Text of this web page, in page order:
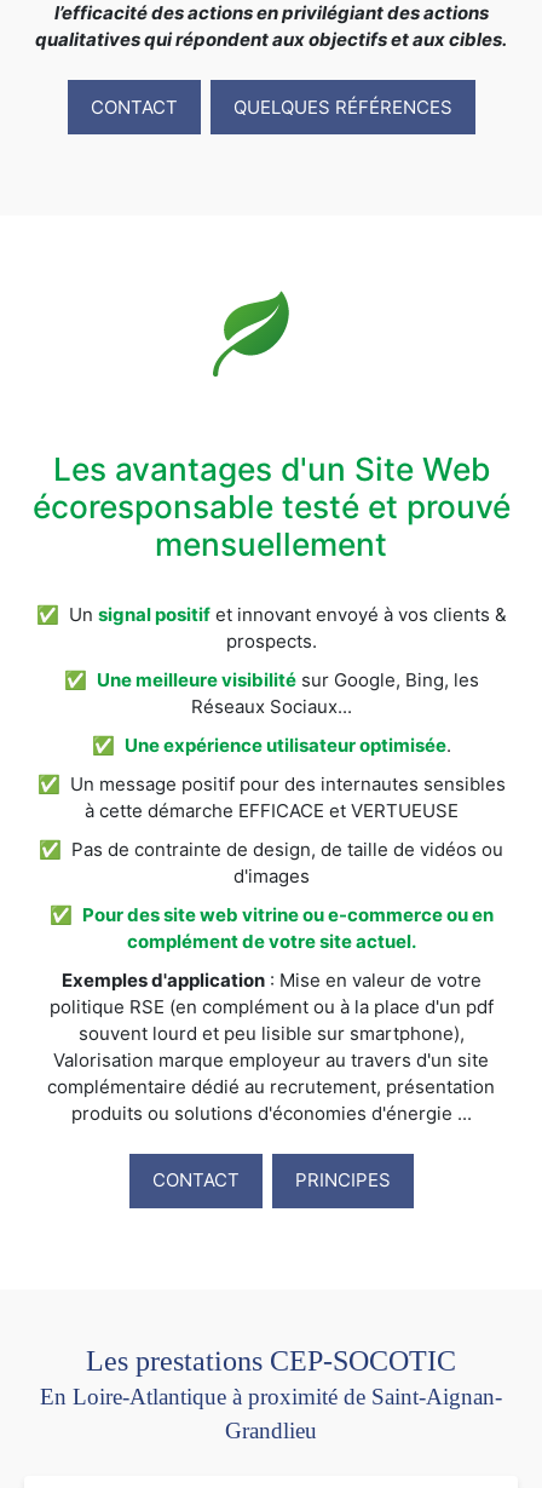
l’efficacité des actions en privilégiant des actions
qualitatives qui répondent aux objectifs et aux cibles.
CONTACT QUELQUES RÉFÉRENCES
Les avantages d'un Site Web
écoresponsable testé et prouvé
mensuellement
✅ Un signal positifet innovant envoyé à vos clients &
prospects.
✅ Une meilleure visibilitésur Google, Bing, les
Réseaux Sociaux...
✅ Une expérience utilisateur optimisée.
✅ Un message positif pour des internautes sensibles
à cette démarche EFFICACE et VERTUEUSE
✅ Pas de contrainte de design, de taille de vidéos ou
d'images
✅ Pour des site web vitrine ou e-commerce ou en
complément de votre site actuel.
Exemples d'application: Mise en valeur de votre
politique RSE (en complément ou à la place d'un pdf
souvent lourd et peu lisible sur smartphone),
Valorisation marque employeur au travers d'un site
complémentaire dédié au recrutement, présentation
produits ou solutions d'économies d'énergie ...
CONTACT PRINCIPES
Les prestations CEP-SOCOTIC
En Loire-Atlantique à proximité de Saint-Aignan-
Grandlieu